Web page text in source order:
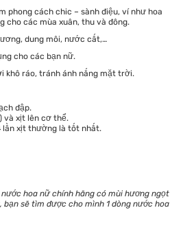
phong cách chic – sành điệu, ví như hoa
cho các mùa xuân, thu và đông.
dung môi, nước cất,…
cho các bạn nữ.
khô ráo, tránh ánh nắng mặt trời.
đập.
và xịt lên cơ thể.
lần xịt thường là tốt nhất.
hoa nữ chính hãng có mùi hương ngọt
sẽ tìm được cho mình 1 dòng nước hoa